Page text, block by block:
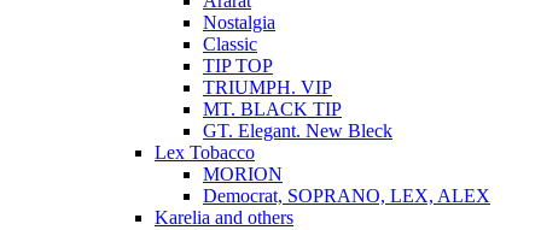
Nostalgia
Classic
TIP TOP
TRIUMPH. VIP
MT. BLACK TIP
GT. Elegant. New Bleck
Lex Tobacco
MORION
Democrat, SOPRANO, LEX, ALEX
Karelia and others